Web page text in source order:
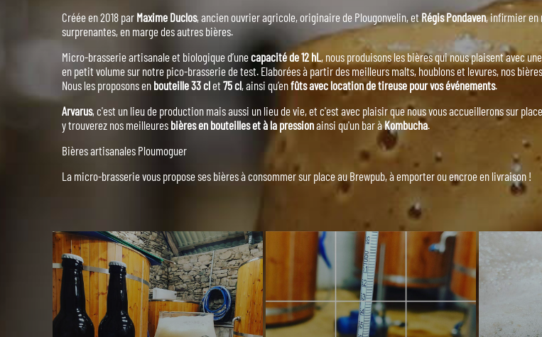
Créée en 2018 par Maxime Duclos, ancien ouvrier agricole, originaire de Plougonvelin, etRégis Pondaven, infirmier en
surprenantes, en marge des autres bières.
Micro-brasserie artisanale et biologique d’unecapacité de 12 hL, nous produisons les bières qui nous plaisent avec
en petit volume sur notre pico-brasserie de test. Elaborées à partir des meilleurs malts, houblons et levures, nos
Nous les proposons en bouteille 33 clet 75 cl, ainsi qu’enfûts avec location de tireuse pour vos événements.
Arvarus, c'est un lieu de production mais aussi un lieu de vie, et c'est avec plaisir que nous vous accueillerons sur
y trouverez nos meilleures bières en bouteilles et à la pressionainsi qu'un bar àKombucha.
Bières artisanales Ploumoguer
La micro-brasserie vous propose ses bières à consommer sur place au Brewpub, à emporter ou encroe en livraison !